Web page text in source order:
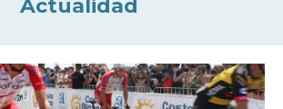
Actualidad